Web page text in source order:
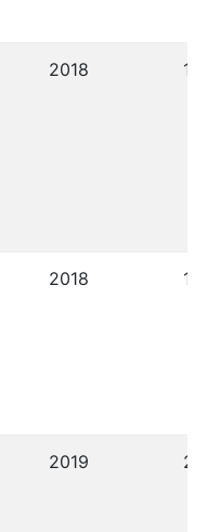
2018 18/
2018 18/
2019 22/